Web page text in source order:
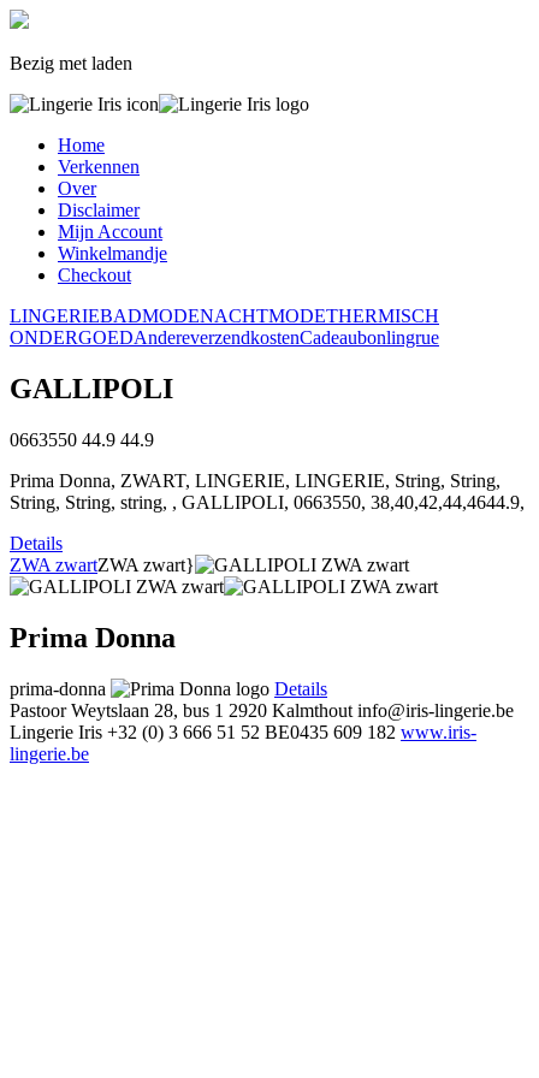
Bezig met laden
Home
Verkennen
Over
Disclaimer
Mijn Account
Winkelmandje
Checkout
LINGERIEBADMODENACHTMODETHERMISCH
ONDERGOEDAndereverzendkostenCadeaubonlingrue
GALLIPOLI
0663550 44.9 44.9
Prima Donna, ZWART, LINGERIE, LINGERIE, String, String,
String, String, string, , GALLIPOLI, 0663550, 38,40,42,44,4644.9,
Details
ZWA zwartZWA zwart}
Prima Donna
prima-donna
Details
Pastoor Weytslaan 28, bus 1 2920 Kalmthout info@iris-lingerie.be
Lingerie Iris +32 (0) 3 666 51 52 BE0435 609 182 www.iris-
lingerie.be